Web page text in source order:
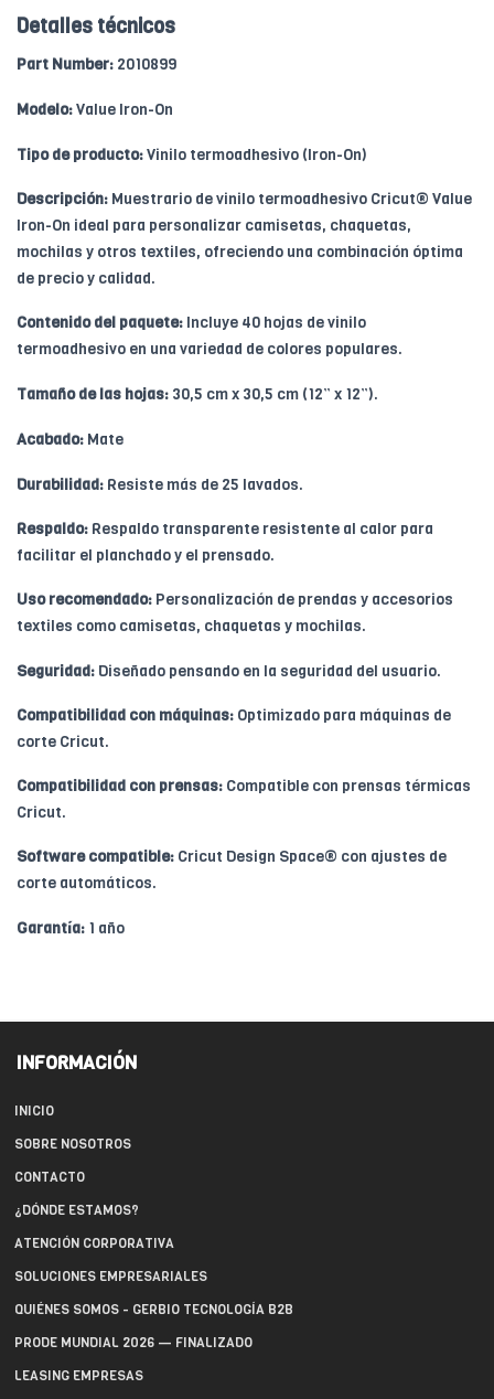
Detalles técnicos
Part Number: 2010899
Modelo:Value Iron-On
Tipo de producto:Vinilo termoadhesivo (Iron-On)
Descripción: Muestrario de vinilo termoadhesivo Cricut® Value
Iron-On ideal para personalizar camisetas, chaquetas,
mochilas y otros textiles, ofreciendo una combinación óptima
de precio y calidad.
Contenido del paquete: Incluye 40 hojas de vinilo
termoadhesivo en una variedad de colores populares.
Tamaño de las hojas: 30,5 cm x 30,5 cm (12” x 12”).
Acabado: Mate
Durabilidad: Resiste más de 25 lavados.
Respaldo: Respaldo transparente resistente al calor para
facilitar el planchado y el prensado.
Uso recomendado: Personalización de prendas y accesorios
textiles como camisetas, chaquetas y mochilas.
Seguridad: Diseñado pensando en la seguridad del usuario.
Compatibilidad con máquinas: Optimizado para máquinas de
corte Cricut.
Compatibilidad con prensas: Compatible con prensas térmicas
Cricut.
Software compatible: Cricut Design Space® con ajustes de
corte automáticos.
Garantía: 1 año
INFORMACIÓN
INICIO
SOBRE NOSOTROS
CONTACTO
¿DÓNDE ESTAMOS?
ATENCIÓN CORPORATIVA
SOLUCIONES EMPRESARIALES
QUIÉNES SOMOS - GERBIO TECNOLOGÍA B2B
PRODE MUNDIAL 2026 — FINALIZADO
LEASING EMPRESAS